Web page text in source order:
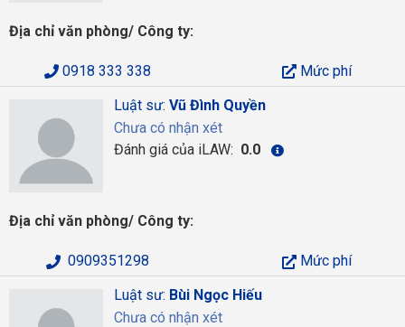
Địa chỉ văn phòng/ Công ty:
0918 333 338
Mức phí
Luật sư: Vũ Đình Quyền
Chưa có nhận xét
Đánh giá của iLAW: 0.0
Địa chỉ văn phòng/ Công ty:
0909351298
Mức phí
Luật sư: Bùi Ngọc Hiếu
Chưa có nhận xét